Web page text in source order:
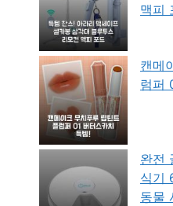
맥피
캔메
럼퍼
완전
식기
동물